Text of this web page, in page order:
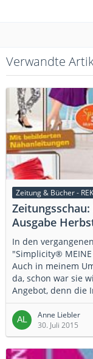
Verwandte
Zeitung & Bücher -
Ausgabe
In den
"Simplicity®
Auch in meinem
da, schon war sie
Angebot, denn die
Anne Liebler
30. Juli 2015